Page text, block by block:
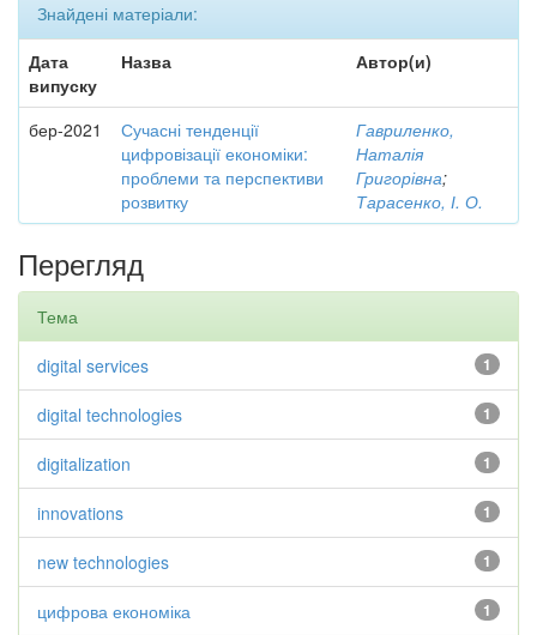
Знайдені матеріали:
Дата
випуску
Назва Автор(и)
бер-2021
Сучасні тенденції
цифровізації економіки:
проблеми та перспективи
розвитку
Гавриленко,
Наталія
Григорівна;
Тарасенко, І. О.
Перегляд
Тема
1
digital services
1
digital technologies
1
digitalization
1
innovations
1
new technologies
1
цифрова економіка